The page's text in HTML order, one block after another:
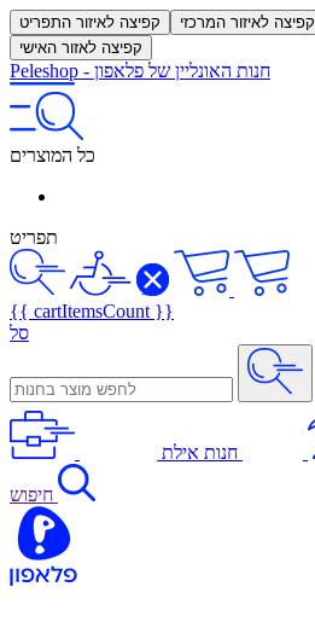
קפיצה לאיזור התפריט קפיצה לאיזור המרכזי
קפיצה לאזור האישי
Peleshop - חנות האונליין של פלאפון
כל המוצרים
תפריט
{{ cartItemsCount }}
סל
חנות אילת
חיפוש